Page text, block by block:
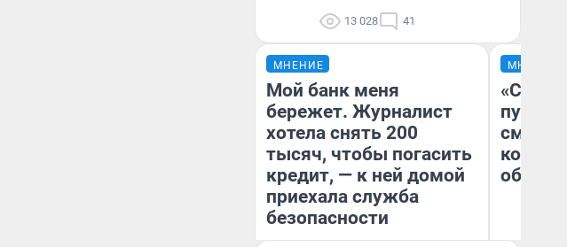
13 028 41
МНЕНИЕ
Мой банк меня
бережет. Журналист
хотела снять 200
тысяч, чтобы погасить
кредит, — к ней домой
приехала служба
безопасности
МНЕНИЕ